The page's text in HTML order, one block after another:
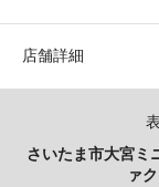
店舗詳細
さいたま市大宮ミ
ァ